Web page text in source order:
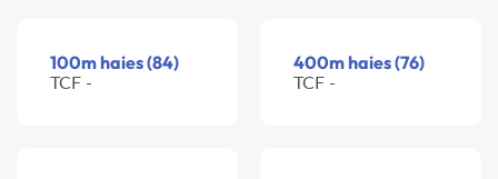
100m haies (84)
TCF -
400m haies (76)
TCF -